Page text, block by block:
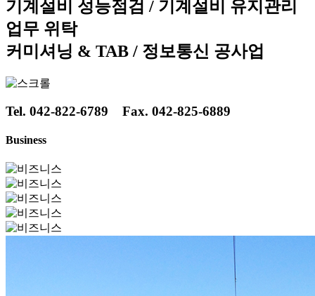
기계설비 성능점검 / 기계설비 유지관리
업무 위탁
커미셔닝 & TAB / 정보통신 공사업
Tel. 042-822-6789 Fax. 042-825-6889
Business